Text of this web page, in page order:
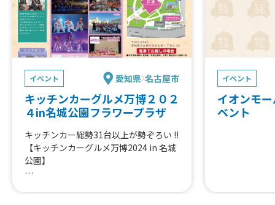
イベント 愛知県 名古屋市
キッチンカーグルメ万博２０２
４in名城公園フラワープラザ
キッチンカー総勢31台以上が勢ぞろい !!
【キッチンカーグルメ万博2024 in 名城
公園】
イベント
イオンモ
ベント